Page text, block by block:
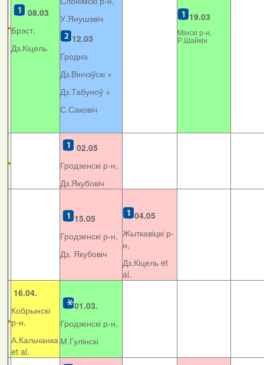
08.03
Брэст,
Дз.Кіцель
У.Янушэвіч
12.03
Гродна
Дз.Вінчэўскі +
Дз.Табуноў +
С.Саковіч
19.03
Мінскі р-н,
Р.Шайкін
02.05
Гродзенскі р-н,
Дз.Якубовіч
15.05
Гродзенскі р-н,
Дз. Якубовіч
04.05
Жыткавіцкі р-
н,
Дз.Кіцель et
al.
16.04.
Кобрынскі
р-н,
А.Кальчанка
et al.
01.03.
Гродзенскі р-н,
М.Гулінскі